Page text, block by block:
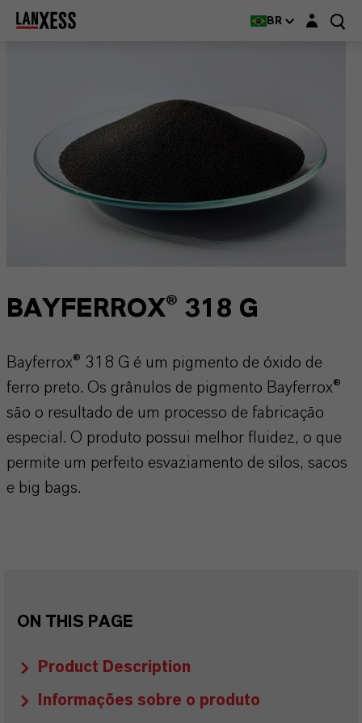
BR Login layer
BAYFERROX® 318 G
Bayferrox® 318 G é um pigmento de óxido de
ferro preto. Os grânulos de pigmento Bayferrox®
são o resultado de um processo de fabricação
especial. O produto possui melhor fluidez, o que
permite um perfeito esvaziamento de silos, sacos
e big bags.
ON THIS PAGE
Product Description
Informações sobre o produto